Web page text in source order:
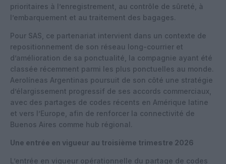
prioritaires à l’enregistrement, au contrôle de sûreté, à
l’embarquement et au traitement des bagages.
Pour SAS, ce partenariat intervient dans un contexte de
repositionnement de son réseau long-courrier et
d’amélioration de sa ponctualité, la compagnie ayant été
classée récemment parmi les plus ponctuelles au monde.
Aerolíneas Argentinas poursuit de son côté une stratégie
d’élargissement progressif de ses accords commerciaux,
avec des partages de codes récents en Amérique latine
et vers l’Europe, afin de renforcer la connectivité de
Buenos Aires comme hub régional.
Une entrée en vigueur au troisième trimestre 2026
L’entrée en vigueur opérationnelle du partage de codes